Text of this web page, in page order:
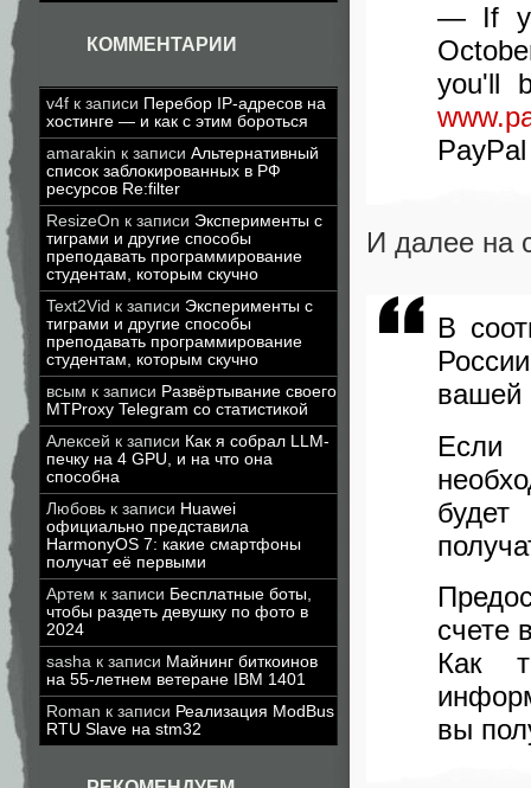
КОММЕНТАРИИ
v4f к записи Перебор IP-адресов на
хостинге — и как с этим бороться
amarakin к записи Альтернативный
список заблокированных в РФ
ресурсов Re:filter
ResizeOn к записи Эксперименты с
тиграми и другие способы
преподавать программирование
студентам, которым скучно
Text2Vid к записи Эксперименты с
тиграми и другие способы
преподавать программирование
студентам, которым скучно
всым к записи Развёртывание своего
MTProxy Telegram со статистикой
Алексей к записи Как я собрал LLM-
печку на 4 GPU, и на что она
способна
Любовь к записи Huawei
официально представила
HarmonyOS 7: какие смартфоны
получат её первыми
Артем к записи Бесплатные боты,
чтобы раздеть девушку по фото в
2024
sasha к записи Майнинг биткоинов
на 55-летнем ветеране IBM 1401
Roman к записи Реализация ModBus
RTU Slave на stm32
— If
you'll
И далее на
В
вашей
Если
счете
Как
вы